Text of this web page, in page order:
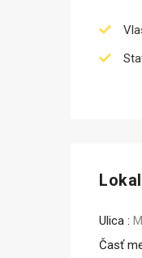
Ulica :
Časť